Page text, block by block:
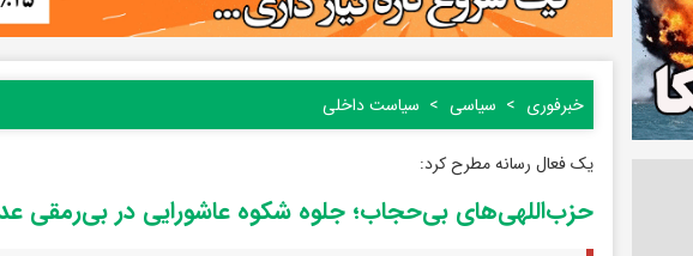
خبرفوری سیاسی سیاست داخلی
یک فعال رسانه مطرح کرد:
حزب‌اللهی‌های بی‌حجاب؛ جلوه شکوه عاشورایی در بی‌رمقی